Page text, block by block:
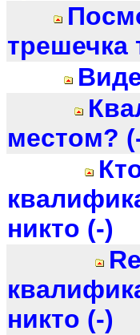
трешечка
местом?
никто (-)
никто (-)